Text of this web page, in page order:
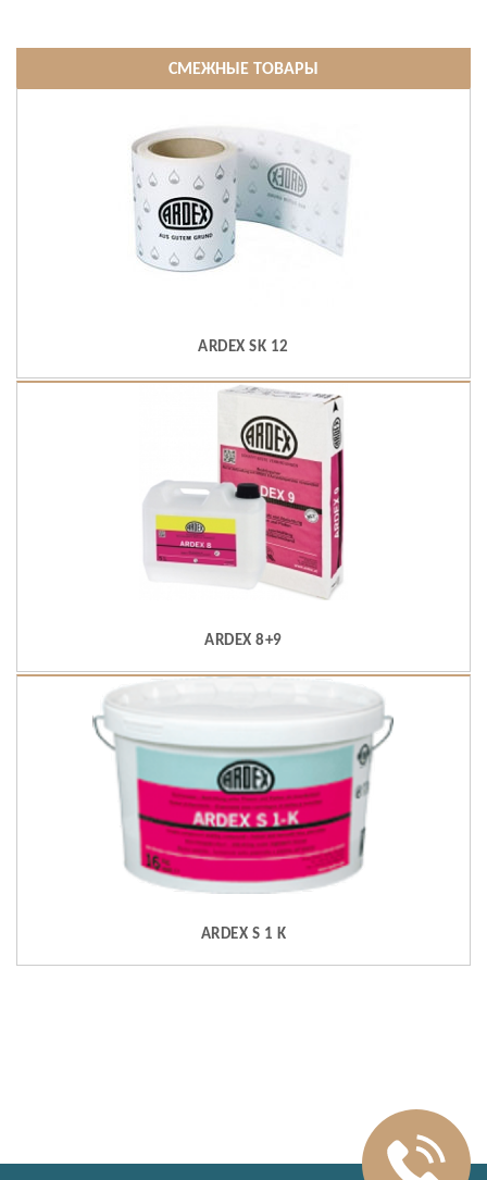
СМЕЖНЫЕ ТОВАРЫ
ARDEX SK 12
ARDEX 8+9
ARDEX S 1 K